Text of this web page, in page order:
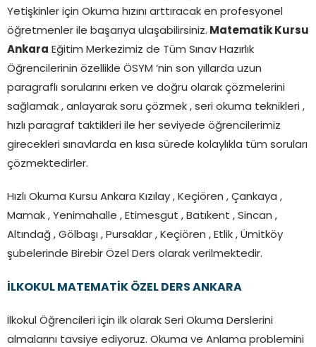
Yetişkinler için Okuma hızını arttıracak en profesyonel
öğretmenler ile başarıya ulaşabilirsiniz. Matematik Kursu
Ankara Eğitim Merkezimiz de Tüm Sınav Hazırlık
Öğrencilerinin özellikle ÖSYM ‘nin son yıllarda uzun
paragraflı sorularını erken ve doğru olarak çözmelerini
sağlamak , anlayarak soru çözmek , seri okuma teknikleri ,
hızlı paragraf taktikleri ile her seviyede öğrencilerimiz
girecekleri sınavlarda en kısa sürede kolaylıkla tüm soruları
çözmektedirler.
Hızlı Okuma Kursu Ankara Kızılay , Keçiören , Çankaya ,
Mamak , Yenimahalle , Etimesgut , Batıkent , Sincan ,
Altındağ , Gölbaşı , Pursaklar , Keçiören , Etlik , Ümitköy
şubelerinde Birebir Özel Ders olarak verilmektedir.
İLKOKUL MATEMATİK ÖZEL DERS ANKARA
İlkokul Öğrencileri için ilk olarak Seri Okuma Derslerini
almalarını tavsiye ediyoruz. Okuma ve Anlama problemini